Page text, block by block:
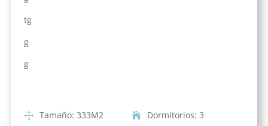
tg
g
g
Tamaño: 333M2 Dormitorios: 3